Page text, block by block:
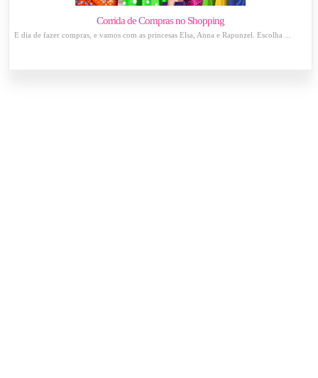
Corrida de Compras no Shopping
É dia de fazer compras, e vamos com as princesas Elsa, Anna e Rapunzel. Escolha ...